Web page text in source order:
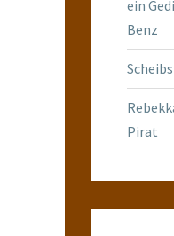
ein
Benz
Pirat